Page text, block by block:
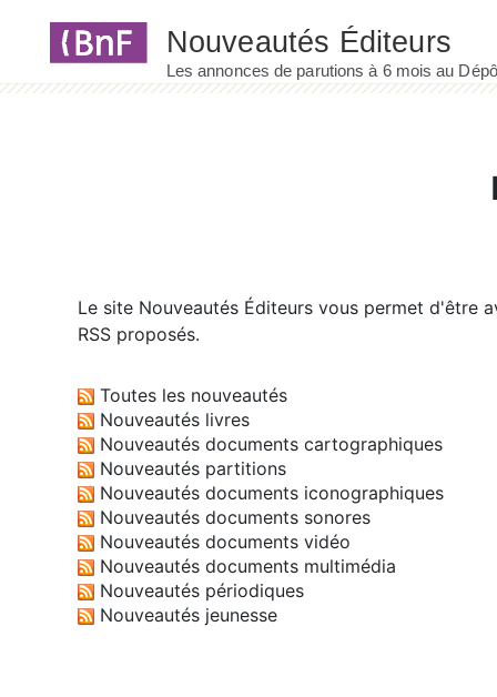
Le site Nouveautés Éditeurs vous permet d'être
RSS proposés.
Toutes les nouveautés
Nouveautés livres
Nouveautés documents cartographiques
Nouveautés partitions
Nouveautés documents iconographiques
Nouveautés documents sonores
Nouveautés documents vidéo
Nouveautés documents multimédia
Nouveautés périodiques
Nouveautés jeunesse